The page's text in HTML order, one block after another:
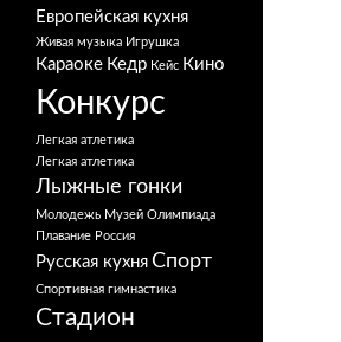
Европейская кухня
Живая музыка Игрушка
Караоке Кедр Кейс Кино
Конкурс
Легкая атлетика
Легкая атлетика
Лыжные гонки
Молодежь Музей Олимпиада
Плавание Россия
Русская кухня Спорт
Спортивная гимнастика
Стадион